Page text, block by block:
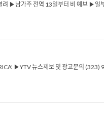
려 ▶남가주 전역 13일부터 비 예보 ▶
▶YTV 뉴스제보 및 광고문의